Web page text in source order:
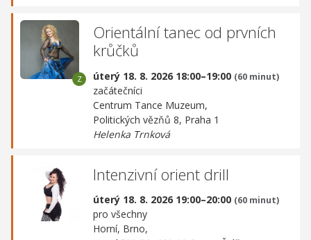
Orientální tanec od prvních
krůčků
úterý 18. 8. 2026 18:00–19:00 (60 minut)
začátečníci
Centrum Tance Muzeum,
Politických vězňů 8, Praha 1
Helenka Trnková
Intenzivní orient drill
úterý 18. 8. 2026 19:00–20:00 (60 minut)
pro všechny
Horní, Brno,